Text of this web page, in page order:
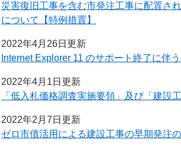
災害復旧工事を含む市発注工事に配置さ
について【特例措置】
2022年4月26日更新
Internet Explorer 11 のサポート終了に伴
2022年4月1日更新
「低入札価格調査実施要領」及び「建設
2022年2月7日更新
ゼロ市債活用による建設工事の早期発注